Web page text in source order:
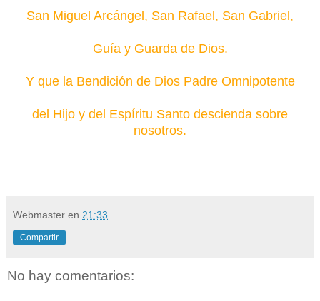
San Miguel Arcángel, San Rafael, San Gabriel,
Guía y Guarda de Dios.
Y que la Bendición de Dios Padre Omnipotente
del Hijo y del Espíritu Santo descienda sobre
nosotros.
Webmaster en 21:33
Compartir
No hay comentarios: